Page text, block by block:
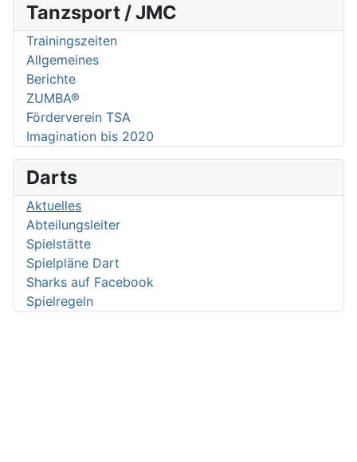
Tanzsport / JMC
Trainingszeiten
Allgemeines
Berichte
ZUMBA®
Förderverein TSA
Imagination bis 2020
Darts
Aktuelles
Abteilungsleiter
Spielstätte
Spielpläne Dart
Sharks auf Facebook
Spielregeln